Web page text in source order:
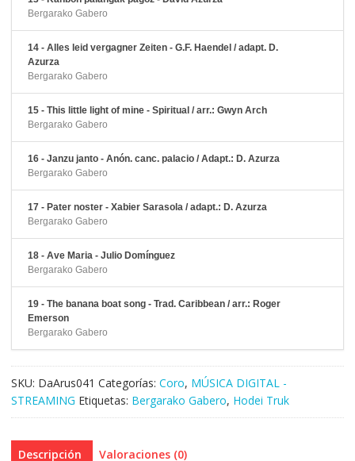
Bergarako Gabero
14 - Alles leid vergagner Zeiten - G.F. Haendel / adapt. D.
Azurza
Bergarako Gabero
15 - This little light of mine - Spiritual / arr.: Gwyn Arch
Bergarako Gabero
16 - Janzu janto - Anón. canc. palacio / Adapt.: D. Azurza
Bergarako Gabero
17 - Pater noster - Xabier Sarasola / adapt.: D. Azurza
Bergarako Gabero
18 - Ave Maria - Julio Domínguez
Bergarako Gabero
19 - The banana boat song - Trad. Caribbean / arr.: Roger
Emerson
Bergarako Gabero
SKU: DaArus041 Categorías: Coro, MÚSICA DIGITAL -
STREAMING Etiquetas: Bergarako Gabero, Hodei Truk
Descripción Valoraciones (0)